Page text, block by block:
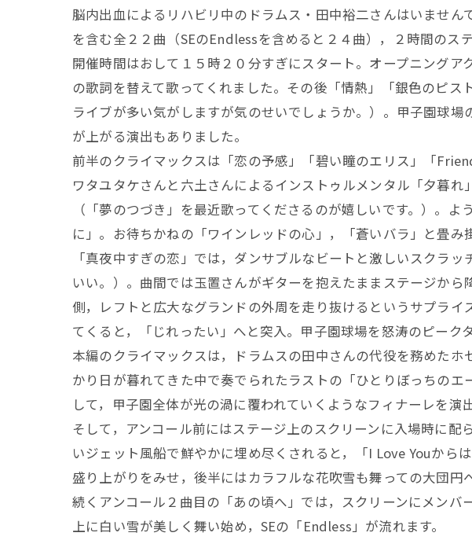
脳内出血によるリハビリ中のドラムス・田中裕二さんはいませ
を含む全２２曲（SEのEndlessを含めると２４曲），２時間のス
開催時間はおして１５時２０分すぎにスタート。オープニング
の歌詞を替えて歌ってくれました。その後「情熱」「銀色のピ
ライブが多い気がしますが気のせいでしょうか。）。甲子園球
が上がる演出もありました。
前半のクライマックスは「恋の予感」「碧い瞳のエリス」「
ワタユタケさんと六土さんによるインストゥルメンタル「夕暮
（「夢のつづき」を最近歌ってくださるのが嬉しいです。）。
に」。お待ちかねの「ワインレッドの心」，「蒼いバラ」と畳み
「真夜中すぎの恋」では，ダンサブルなビートと激しいスクラ
いい。）。曲間では玉置さんがギターを抱えたままステージか
側，レフトと広大なグランドの外周を走り抜けるというサプラ
てくると，「じれったい」へと突入。甲子園球場を怒涛のピーク
本編のクライマックスは，ドラムスの田中さんの代役を務めた
かり日が暮れてきた中で奏でられたラストの「ひとりぼっちの
して，甲子園全体が光の渦に覆われていくようなフィナーレを演
そして，アンコール前にはステージ上のスクリーンに入場時に
いジェット風船で鮮やかに埋め尽くされると，「I Love Youか
盛り上がりをみせ，後半にはカラフルな花吹雪も舞っての大団円へ
続くアンコール２曲目の「あの頃へ」では，スクリーンにメン
上に白い雪が美しく舞い始め，SEの「Endless」が流れます。